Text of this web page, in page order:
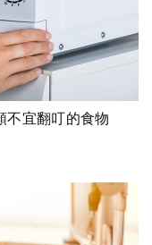
不宜翻叮的食物